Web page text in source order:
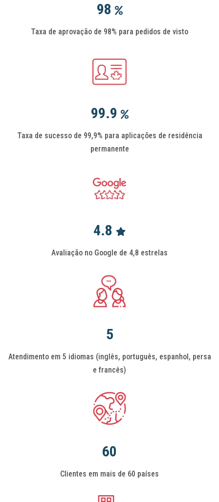
98
Taxa de aprovação de 98% para pedidos de visto
99.9
Taxa de sucesso de 99,9% para aplicações de residência
permanente
4.8
Avaliação no Google de 4,8 estrelas
5
Atendimento em 5 idiomas (inglês, português, espanhol, persa
e francês)
60
Clientes em mais de 60 países